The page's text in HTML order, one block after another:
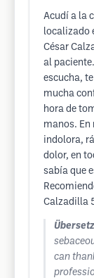
Acudí a la
localizado
César
al
escucha,
mucha
hora de
manos.
indolora,
dolor, en
sabía que
Calzadilla
can